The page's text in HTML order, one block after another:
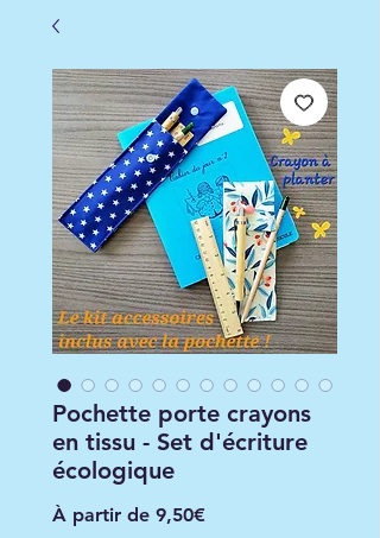
Pochette porte crayons
en tissu - Set d'écriture
écologique
À partir de 9,50€